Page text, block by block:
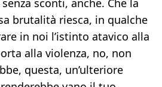
sconti, anche. Che la
brutalità riesca, in qualche
in noi l’istinto atavico alla
alla violenza, no, non
questa, un’ulteriore